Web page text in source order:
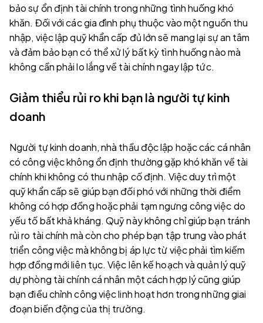
bảo sự ổn định tài chính trong những tình huống khó
khăn. Đối với các gia đình phụ thuộc vào một nguồn thu
nhập, việc lập quỹ khẩn cấp đủ lớn sẽ mang lại sự an tâm
và đảm bảo bạn có thể xử lý bất kỳ tình huống nào mà
không cần phải lo lắng về tài chính ngay lập tức.
Giảm thiểu rủi ro khi bạn là người tự kinh
doanh
Người tự kinh doanh, nhà thầu độc lập hoặc các cá nhân
có công việc không ổn định thường gặp khó khăn về tài
chính khi không có thu nhập cố định. Việc duy trì một
quỹ khẩn cấp sẽ giúp bạn đối phó với những thời điểm
không có hợp đồng hoặc phải tạm ngưng công việc do
yếu tố bất khả kháng. Quỹ này không chỉ giúp bạn tránh
rủi ro tài chính mà còn cho phép bạn tập trung vào phát
triển công việc mà không bị áp lực từ việc phải tìm kiếm
hợp đồng mới liên tục. Việc lên kế hoạch và quản lý quỹ
dự phòng tài chính cá nhân một cách hợp lý cũng giúp
bạn điều chỉnh công việc linh hoạt hơn trong những giai
đoạn biến động của thị trường.